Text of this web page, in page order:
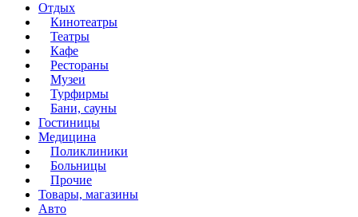
Отдых
Кинотеатры
Театры
Кафе
Рестораны
Музеи
Турфирмы
Бани, сауны
Гостиницы
Медицина
Поликлиники
Больницы
Прочие
Товары, магазины
Авто